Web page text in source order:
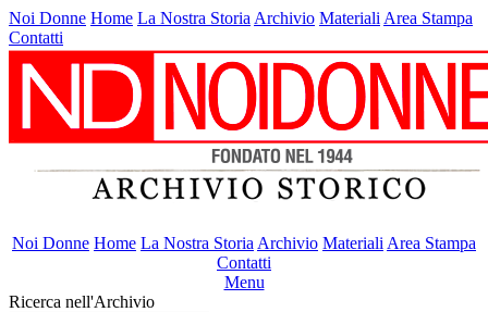
Noi Donne Home La Nostra Storia Archivio Materiali Area Stampa
Contatti
Noi Donne Home La Nostra Storia Archivio Materiali Area Stampa
Contatti
Menu
Ricerca nell'Archivio